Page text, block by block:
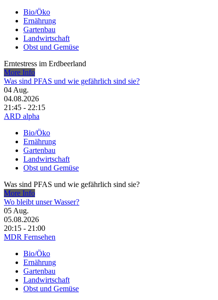
Bio/Öko
Ernährung
Gartenbau
Landwirtschaft
Obst und Gemüse
Erntestress im Erdbeerland
More Info
Was sind PFAS und wie gefährlich sind sie?
04 Aug.
04.08.2026
21:45 - 22:15
ARD alpha
Bio/Öko
Ernährung
Gartenbau
Landwirtschaft
Obst und Gemüse
Was sind PFAS und wie gefährlich sind sie?
More Info
Wo bleibt unser Wasser?
05 Aug.
05.08.2026
20:15 - 21:00
MDR Fernsehen
Bio/Öko
Ernährung
Gartenbau
Landwirtschaft
Obst und Gemüse